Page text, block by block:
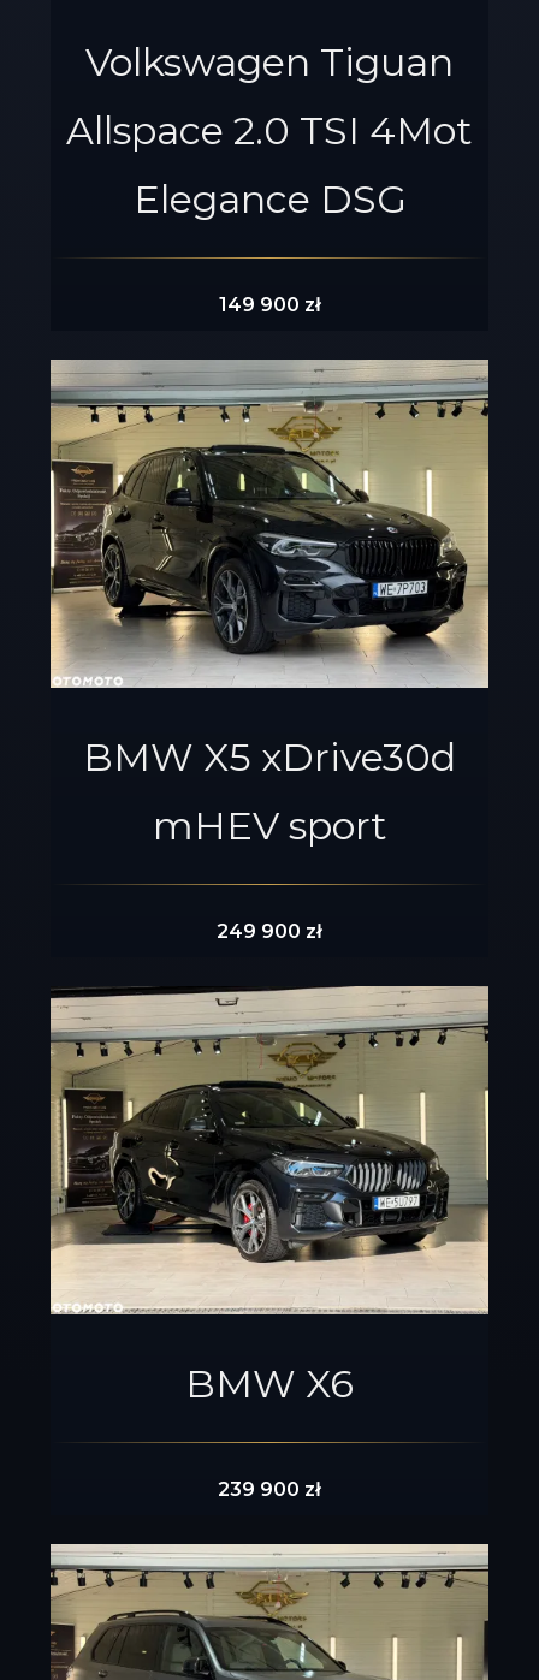
Volkswagen Tiguan
Allspace 2.0 TSI 4Mot
Elegance DSG
149 900 zł
BMW X5 xDrive30d
mHEV sport
249 900 zł
BMW X6
239 900 zł